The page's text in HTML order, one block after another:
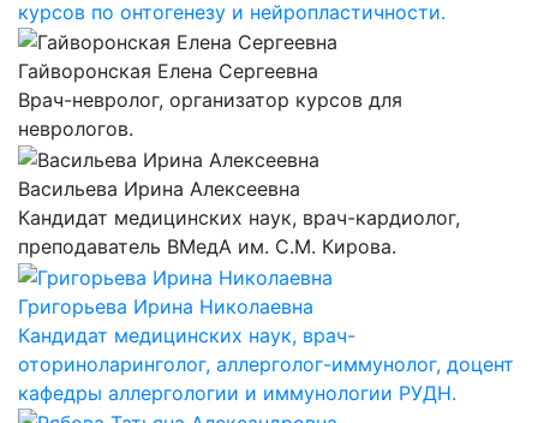
курсов по онтогенезу и нейропластичности.
Гайворонская Елена Сергеевна
Врач-невролог, организатор курсов для
неврологов.
Васильева Ирина Алексеевна
Кандидат медицинских наук, врач-кардиолог,
преподаватель ВМедА им. С.М. Кирова.
Григорьева Ирина Николаевна
Кандидат медицинских наук, врач-
оториноларинголог, аллерголог-иммунолог, доцент
кафедры аллергологии и иммунологии РУДН.